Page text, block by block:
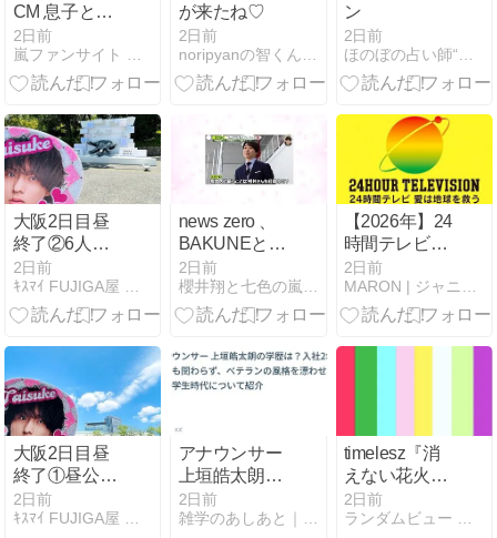
CM 息子とス
イカと篇 二宮
和也 ／ 友だち
と花火と篇 川
チ
2日前
が来たね♡
2日前
ン
2日前
大阪2日目昼
終了②6人の
キズナと強い
覚悟
2日前
news zero 、
BAKUNEとコ
ラボ、MUSIC
EXPO LIVE
2026 in TAIPEI
2日前
【2026年】24
時間テレビの
タイムテーブ
ルと出演者情
報一覧！放送
2日前
大阪2日目昼
終了①昼公演
行ってきた！
2日前
アナウンサー
上垣皓太朗の
学歴は？入社
2年目にも関
2日前
timelesz『消
えない花火』
初週売上は前
作比大幅減、
2日前